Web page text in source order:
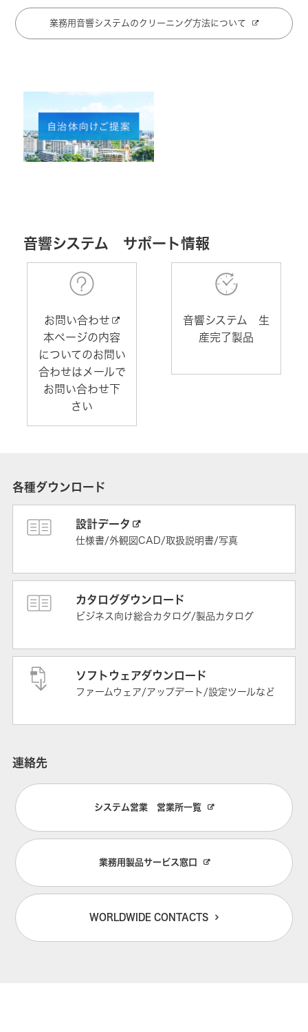
業務用音響システムのクリーニング方法について
音響システム サポート情報
お問い合わせ
本ページの内容
についてのお問い
合わせはメールで
お問い合わせ下
さい
音響システム 生
産完了製品
各種ダウンロード
設計データ
仕様書/外観図CAD/取扱説明書/写真
カタログダウンロード
ビジネス向け総合カタログ/製品カタログ
ソフトウェアダウンロード
ファームウェア/アップデート/設定ツールなど
連絡先
システム営業 営業所一覧
業務用製品サービス窓口
WORLDWIDE CONTACTS